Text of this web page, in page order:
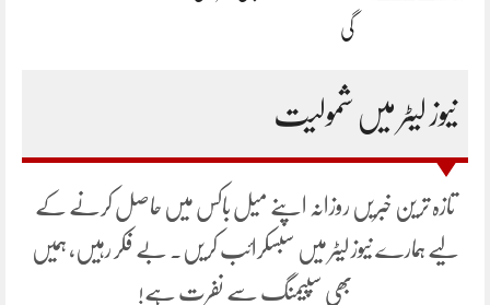
گی
نیوز لیٹر میں شمولیت
تازہ ترین خبریں روزانہ اپنے میل باکس میں حاصل کرنے کے
لیے ہمارے نیوز لیٹر میں سبسکرائب کریں۔ بے فکر رہیں، ہمیں
بھی سپیمنگ سے نفرت ہے!